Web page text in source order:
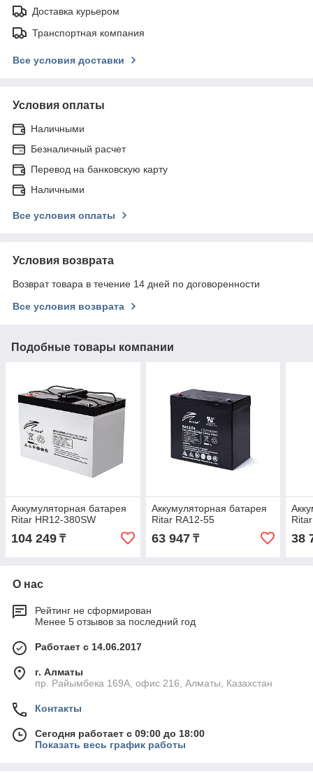
Доставка курьером
Транспортная компания
Все условия доставки
Условия оплаты
Наличными
Безналичный расчет
Перевод на банковскую карту
Наличными
Все условия оплаты
Условия возврата
Возврат товара в течение 14 дней по договоренности
Все условия возврата
Подобные товары компании
Аккумуляторная батарея
Ritar HR12-380SW
104 249 ₸
Аккумуляторная батарея
Ritar RA12-55
63 947₸ 38
О нас
Рейтинг не сформирован
Менее 5 отзывов за последний год
Работает с 14.06.2017
г. Алматы
пр. Райымбека 169А, офис 216, Алматы, Казахстан
Контакты
Сегодня работает с 09:00 до 18:00
Показать весь график работы